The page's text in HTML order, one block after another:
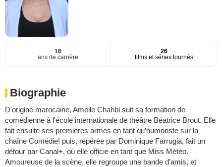
16
ans de carrière
26
films et séries tournés
Biographie
D'origine marocaine, Amelle Chahbi suit sa formation de
comédienne à l'école internationale de théâtre Béatrice Brout. Elle
fait ensuite ses premières armes en tant qu’humoriste sur la
chaîne Comédie! puis, repérée par Dominique Farrugia, fait un
détour par Canal+, où elle officie en tant que Miss Météo.
Amoureuse de la scène, elle regroupe une bande d’amis, et